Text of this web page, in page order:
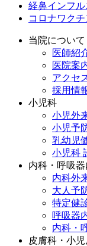
経鼻インフ
コロナワク
当院について
医師紹
医院案
アクセ
採用情
小児科
小児外
小児予
乳幼児
小児科
内科・呼吸
内科外
大人予
特定健
呼吸器
内科・
皮膚科・小